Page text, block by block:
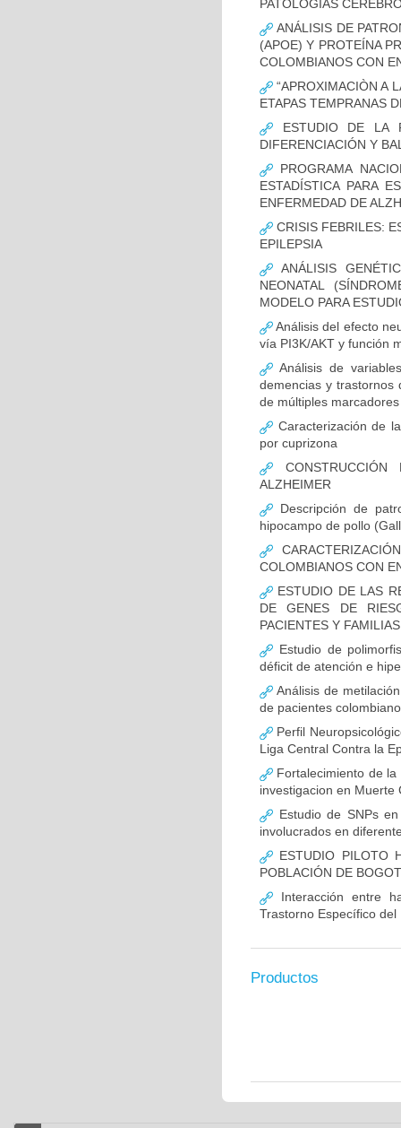
PATOLOGÍAS
ANÁLISIS DE
(APOE) Y PROTEÍNA
COLOMBIANOS CON
“APROXIMACIÒN A
ETAPAS TEMPRANAS
ESTUDIO DE LA
DIFERENCIACIÓN Y
PROGRAMA
ESTADÍSTICA PARA
ENFERMEDAD DE
CRISIS FEBRILES:
EPILEPSIA
ANÁLISIS
NEONATAL
MODELO PARA
Análisis del efecto
vía PI3K/AKT y función
Análisis de
demencias y trastornos
de múltiples
Caracterización de
por cuprizona
ALZHEIMER
Descripción de
hipocampo de pollo
COLOMBIANOS CON
ESTUDIO DE LAS
DE GENES DE
PACIENTES Y
Estudio de
déficit de atención e
Análisis de
de pacientes
Perfil
Liga Central Contra la
Fortalecimiento de la
investigacion en Muerte
Estudio de SNPs
involucrados en
ESTUDIO PILOTO
POBLACIÓN DE
Interacción entre
Trastorno Específico del
Productos